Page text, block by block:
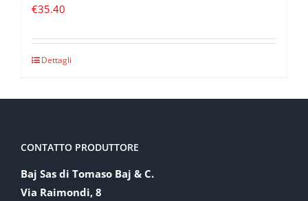
€35.40
Dettagli
CONTATTO PRODUTTORE
Baj Sas di Tomaso Baj & C.
Via Raimondi, 8